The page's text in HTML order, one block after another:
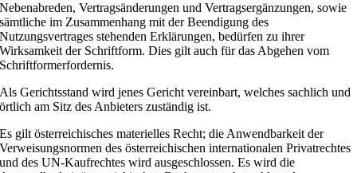
Nebenabreden, Vertragsänderungen und Vertragsergänzungen, sowie
sämtliche im Zusammenhang mit der Beendigung des
Nutzungsvertrages stehenden Erklärungen, bedürfen zu ihrer
Wirksamkeit der Schriftform. Dies gilt auch für das Abgehen vom
Schriftformerfordernis.
Als Gerichtsstand wird jenes Gericht vereinbart, welches sachlich und
örtlich am Sitz des Anbieters zuständig ist.
Es gilt österreichisches materielles Recht; die Anwendbarkeit der
Verweisungsnormen des österreichischen internationalen Privatrechtes
und des UN-Kaufrechtes wird ausgeschlossen. Es wird die